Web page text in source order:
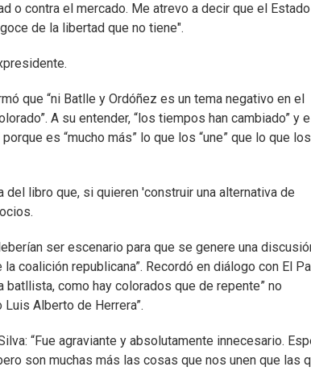
o contra el mercado. Me atrevo a decir que el
de la libertad que no tiene".
que “ni Batlle y Ordóñez es un tema negativo en el
A su entender, “los tiempos han cambiado” y
es “mucho más” lo que los “une” que lo que los
del libro que, si quieren 'construir una alternativa de
ser escenario para que se genere una
coalición republicana”. Recordó en diálogo con El
como hay colorados que de repente” no
Alberto de Herrera”.
“Fue agraviante y absolutamente innecesario.
son muchas más las cosas que nos unen que las